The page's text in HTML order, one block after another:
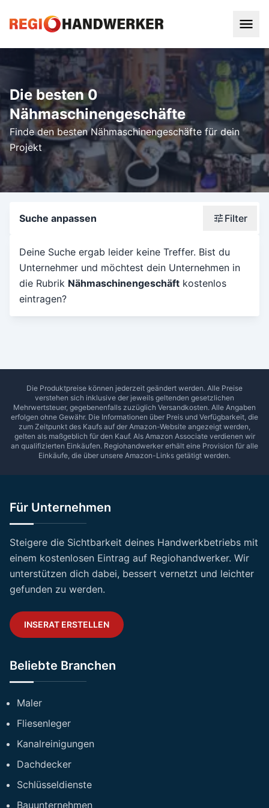
Die besten 0
Nähmaschinengeschäfte
Finde den besten Nähmaschinengeschäfte für dein
Projekt
Suche anpassen Filter
Wonach suchst du?
Stadt oder Postleitzahl
Umkreis in Km
5 10 15 20 25 30
SUCHEN
Deine Suche ergab leider keine Treffer. Bist du
Unternehmer und möchtest dein Unternehmen in
die Rubrik Nähmaschinengeschäft kostenlos
eintragen?
Die Produktpreise können jederzeit geändert werden. Alle Preise
verstehen sich inklusive der jeweils geltenden gesetzlichen
Mehrwertsteuer, gegebenenfalls zuzüglich Versandkosten. Alle Angaben
erfolgen ohne Gewähr. Die Informationen über Preis und Verfügbarkeit, die
zum Zeitpunkt des Kaufs auf der Amazon-Website angezeigt werden,
gelten als maßgeblich für den Kauf. Als Amazon Associate verdienen wir
an qualifizierten Einkäufen. Regiohandwerker erhält eine Provision für alle
Einkäufe, die über unsere Amazon-Links getätigt werden.
Für Unternehmen
Steigere die Sichtbarkeit deines Handwerkbetriebs mit
einem kostenlosen Eintrag auf Regiohandwerker. Wir
unterstützen dich dabei, bessert vernetzt und leichter
gefunden zu werden.
INSERAT ERSTELLEN
Beliebte Branchen
Maler
Fliesenleger
Kanalreinigungen
Dachdecker
Schlüsseldienste
Bauunternehmen